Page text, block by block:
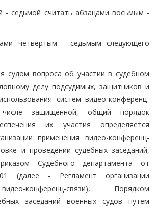
- седьмой считать абзацами восьмым -
четвертым - седьмым следующего
судом вопроса об участии в судебном
делу подсудимых, защитников и
систем видео-конференц-
защищенной, общий порядок
их участия определяется
применения видео-конференц-
и проведении судебных заседаний,
Судебного департамента от
(далее - Регламент организации
конференц-связи), Порядком
заседаний военных судов путем